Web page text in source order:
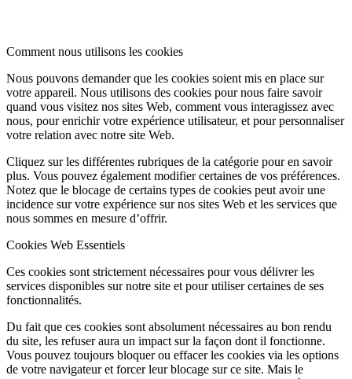
Comment nous utilisons les cookies
Nous pouvons demander que les cookies soient mis en place sur
votre appareil. Nous utilisons des cookies pour nous faire savoir
quand vous visitez nos sites Web, comment vous interagissez avec
nous, pour enrichir votre expérience utilisateur, et pour personnaliser
votre relation avec notre site Web.
Cliquez sur les différentes rubriques de la catégorie pour en savoir
plus. Vous pouvez également modifier certaines de vos préférences.
Notez que le blocage de certains types de cookies peut avoir une
incidence sur votre expérience sur nos sites Web et les services que
nous sommes en mesure d’offrir.
Cookies Web Essentiels
Ces cookies sont strictement nécessaires pour vous délivrer les
services disponibles sur notre site et pour utiliser certaines de ses
fonctionnalités.
Du fait que ces cookies sont absolument nécessaires au bon rendu
du site, les refuser aura un impact sur la façon dont il fonctionne.
Vous pouvez toujours bloquer ou effacer les cookies via les options
de votre navigateur et forcer leur blocage sur ce site. Mais le